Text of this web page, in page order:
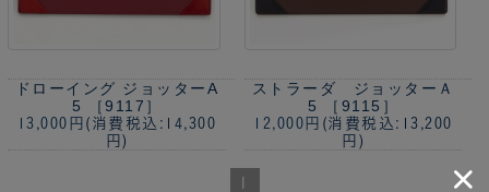
ドローイング ジョッターA
5 ［9117］
13,000円 (消費税込:14,300
円)
ストラーダ ジョッターＡ
5 ［9115］
12,000円 (消費税込:13,200
円)
1